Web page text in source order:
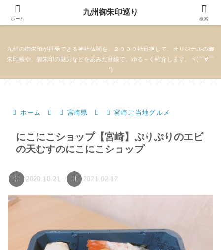
九州御朱印巡り
九州の御朱印が拝受できる神社仏閣を、２０００社目指して、オリジナルの御
朱印帳や、御朱印の魅力などをあみだ目線で、ゆる～く紹介します。ヾ(￣∀￣
*)
ホーム 宮崎県 宮崎ご当地グルメ
にこにこショップ【宮崎】ぷりぷりのエビ
の天むすのにこにこショップ
2020.10.21 2021.02.12
ホーム
九州御朱印巡り
検索